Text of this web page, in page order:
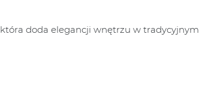
doda elegancji wnętrzu w